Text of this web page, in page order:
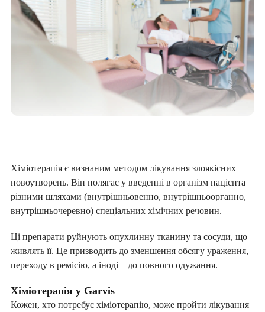
Хіміотерапія є визнаним методом лікування злоякісних
новоутворень. Він полягає у введенні в організм пацієнта
різними шляхами (внутрішньовенно, внутрішньоорганно,
внутрішньочеревно) спеціальних хімічних речовин.
Ці препарати руйнують опухлинну тканину та сосуди, що
живлять її. Це призводить до зменшення обсягу ураження,
переходу в ремісію, а іноді – до повного одужання.
Хіміотерапія у Garvis
Кожен, хто потребує хіміотерапію, може пройти лікування